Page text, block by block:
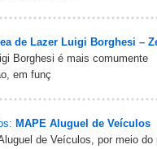
de Lazer Luigi Borghesi –
Borghesi é mais comumente
em funç
MAPE Aluguel de Veículos
de Veículos, por meio do